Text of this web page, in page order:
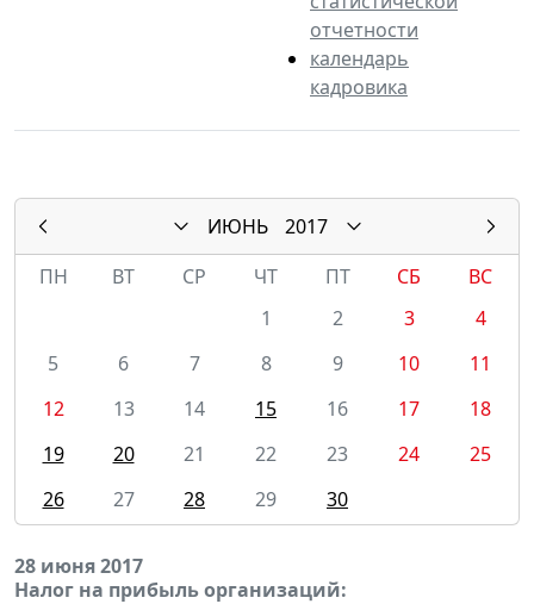
отчетности
календарь
кадровика
ИЮНЬ
2017
ПН
ВТ СР ЧТ ПТ СБ
ВС
1
2 3
4
5
6 7 8 9 10
11
12
13 14 15 16 17
18
19
20 21 22 23 24
25
26
27 28 29 30
28 июня 2017
Налог на прибыль организаций: